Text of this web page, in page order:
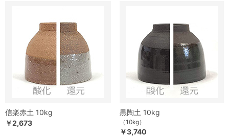
信楽赤土 10kg
￥2,673
黒陶土 10kg
（10kg）
￥3,740